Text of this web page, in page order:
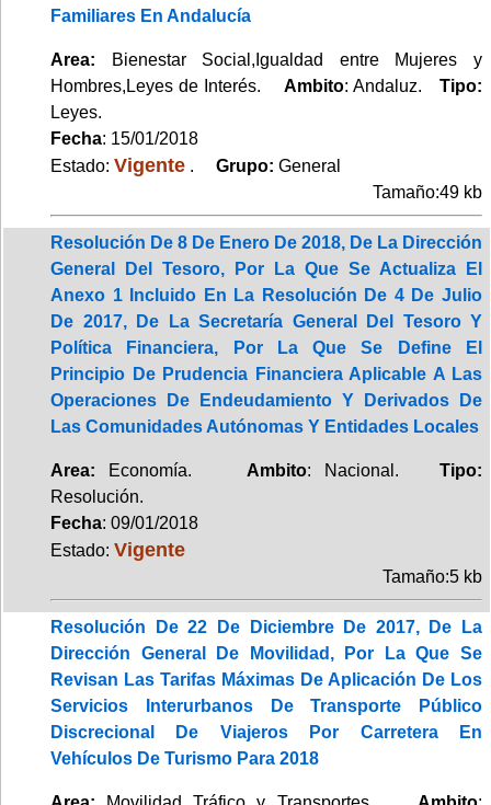
Familiares En Andalucía
Area: Bienestar Social,Igualdad entre Mujeres y
Hombres,Leyes de Interés.Ambito: Andaluz.Tipo:
Leyes.
Fecha: 15/01/2018
Estado: Vigente . Grupo: General
Tamaño:49 kb
Resolución De 8 De Enero De 2018, De La Dirección
General Del Tesoro, Por La Que Se Actualiza El
Anexo 1 Incluido En La Resolución De 4 De Julio
De 2017, De La Secretaría General Del Tesoro Y
Política Financiera, Por La Que Se Define El
Principio De Prudencia Financiera Aplicable A Las
Operaciones De Endeudamiento Y Derivados De
Las Comunidades Autónomas Y Entidades Locales
Area: Economía. Ambito: Nacional.Tipo:
Resolución.
Fecha: 09/01/2018
Estado: Vigente
Tamaño:5 kb
Resolución De 22 De Diciembre De 2017, De La
Dirección General De Movilidad, Por La Que Se
Revisan Las Tarifas Máximas De Aplicación De Los
Servicios Interurbanos De Transporte Público
Discrecional De Viajeros Por Carretera En
Vehículos De Turismo Para 2018